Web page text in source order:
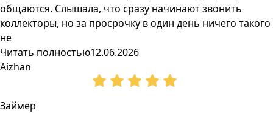
общаются. Слышала, что сразу начинают звонить
коллекторы, но за просрочку в один день ничего такого
не
Читать полностью12.06.2026
Aizhan
Займер